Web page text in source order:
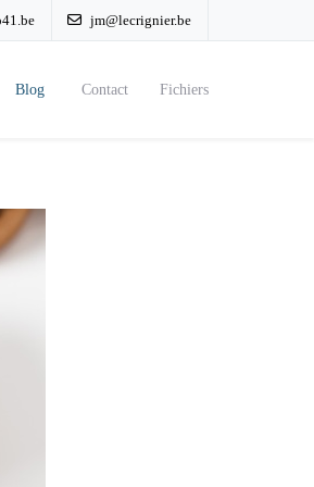
jm@lecrignier.be
Blog Contact Fichiers